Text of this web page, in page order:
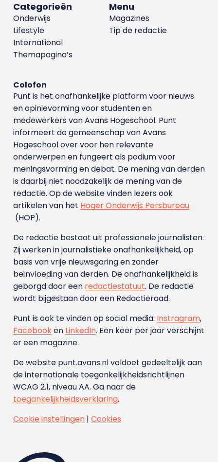
Menu
Magazines
Tip de redactie
Categorieën
Onderwijs
Lifestyle
International
Themapagina’s
Colofon
Punt is het onafhankelijke platform voor nieuws
en opinievorming voor studenten en
medewerkers van Avans Hoge­school. Punt
informeert de gemeenschap van Avans
Hogeschool over voor hen relevante
onderwerpen en fungeert als podium voor
meningsvorming en debat. De mening van derden
is daarbij niet noodzakelijk de mening van de
redactie. Op de website vinden lezers ook
artikelen van het Hoger Onderwijs Persbureau
(HOP).
De redactie bestaat uit professionele journalisten.
Zij werken in journalistieke onafhankelijkheid, op
basis van vrije nieuwsgaring en zonder
beïnvloeding van derden. De onafhankelijkheid is
geborgd door een redactiestatuut. De redactie
wordt bijgestaan door een Redactieraad.
Punt is ook te vinden op social media: Instragram,
Facebooken LinkedIn. Een keer per jaar verschijnt
er een magazine.
De website punt.avans.nl voldoet gedeeltelijk aan
de internationale toegankelijkheidsrichtlijnen
WCAG 2.1, niveau AA. Ga naar de
toegankelijkheidsverklaring.
Cookie instellingen| Cookies